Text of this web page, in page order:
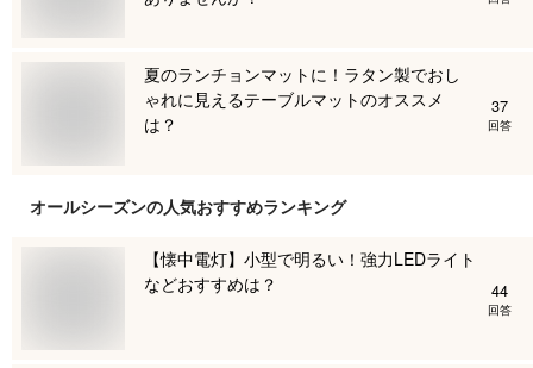
夏のランチョンマットに！ラタン製でおし
ゃれに見えるテーブルマットのオススメ
は？
37
回答
オールシーズンの人気おすすめランキング
【懐中電灯】小型で明るい！強力LEDライト
などおすすめは？
44
回答